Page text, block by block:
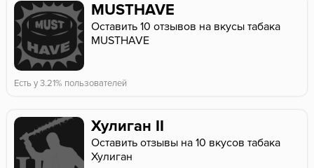
MUSTHAVE
Оставить 10 отзывов на вкусы табака
MUSTHAVE
Есть у 3.21% пользователей
Хулиган II
Оставить отзывы на 10 вкусов табака
Хулиган